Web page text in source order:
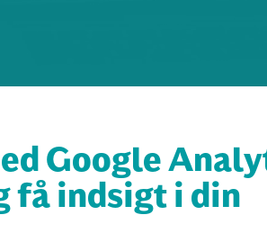
Google
få indsigt i din